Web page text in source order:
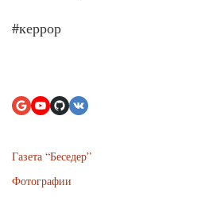
#керрор
Газета “Беседер”
Фотографии